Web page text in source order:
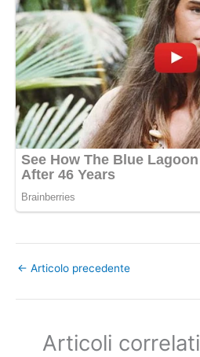
← Articolo precedente
Articoli correlati